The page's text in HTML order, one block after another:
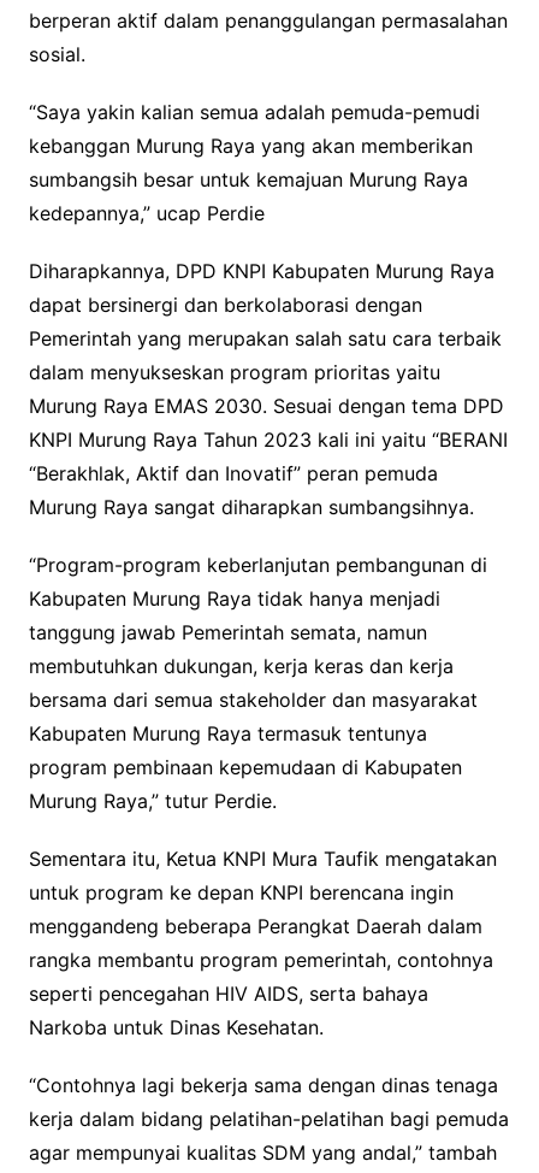
berperan aktif dalam penanggulangan permasalahan
sosial.
“Saya yakin kalian semua adalah pemuda-pemudi
kebanggan Murung Raya yang akan memberikan
sumbangsih besar untuk kemajuan Murung Raya
kedepannya,” ucap Perdie
Diharapkannya, DPD KNPI Kabupaten Murung Raya
dapat bersinergi dan berkolaborasi dengan
Pemerintah yang merupakan salah satu cara terbaik
dalam menyukseskan program prioritas yaitu
Murung Raya EMAS 2030. Sesuai dengan tema DPD
KNPI Murung Raya Tahun 2023 kali ini yaitu “BERANI
“Berakhlak, Aktif dan Inovatif” peran pemuda
Murung Raya sangat diharapkan sumbangsihnya.
“Program-program keberlanjutan pembangunan di
Kabupaten Murung Raya tidak hanya menjadi
tanggung jawab Pemerintah semata, namun
membutuhkan dukungan, kerja keras dan kerja
bersama dari semua stakeholder dan masyarakat
Kabupaten Murung Raya termasuk tentunya
program pembinaan kepemudaan di Kabupaten
Murung Raya,” tutur Perdie.
Sementara itu, Ketua KNPI Mura Taufik mengatakan
untuk program ke depan KNPI berencana ingin
menggandeng beberapa Perangkat Daerah dalam
rangka membantu program pemerintah, contohnya
seperti pencegahan HIV AIDS, serta bahaya
Narkoba untuk Dinas Kesehatan.
“Contohnya lagi bekerja sama dengan dinas tenaga
kerja dalam bidang pelatihan-pelatihan bagi pemuda
agar mempunyai kualitas SDM yang andal,” tambah